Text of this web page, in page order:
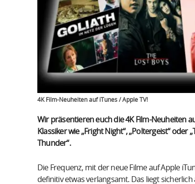
4K Film-Neuheiten auf iTunes / Apple TV!
Wir präsentieren euch die 4K Film-Neuheiten
Klassiker wie „Fright Night“, „Poltergeist“
Thunder“.
Die Frequenz, mit der neue Filme auf Apple
definitiv etwas verlangsamt. Das liegt sicherlich